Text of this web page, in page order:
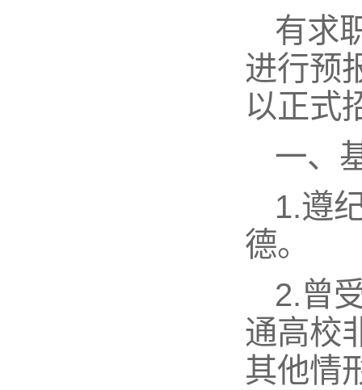
有求
进行预
以正式
一、
1.遵
德。
2.曾
通高校
其他情